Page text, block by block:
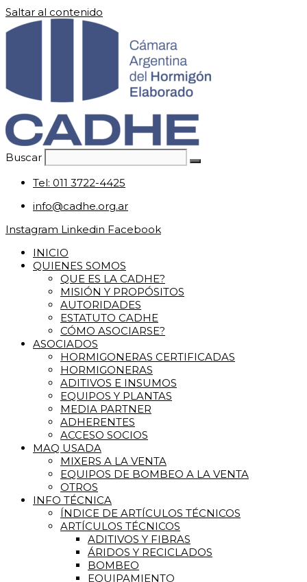
Saltar al contenido
Buscar
Tel: 011 3722-4425
info@cadhe.org.ar
Instagram Linkedin Facebook
INICIO
QUIENES SOMOS
QUE ES LA CADHE?
MISIÓN Y PROPÓSITOS
AUTORIDADES
ESTATUTO CADHE
CÓMO ASOCIARSE?
ASOCIADOS
HORMIGONERAS CERTIFICADAS
HORMIGONERAS
ADITIVOS E INSUMOS
EQUIPOS Y PLANTAS
MEDIA PARTNER
ADHERENTES
ACCESO SOCIOS
MAQ USADA
MIXERS A LA VENTA
EQUIPOS DE BOMBEO A LA VENTA
OTROS
INFO TÉCNICA
ÍNDICE DE ARTÍCULOS TÉCNICOS
ARTÍCULOS TÉCNICOS
ADITIVOS Y FIBRAS
ÁRIDOS Y RECICLADOS
BOMBEO
EQUIPAMIENTO